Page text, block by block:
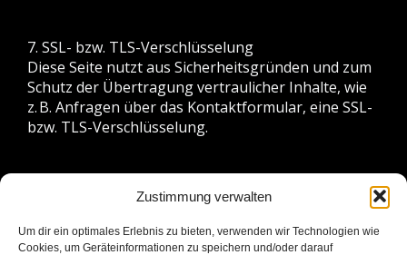
Zustimmung verwalten
Um dir ein optimales Erlebnis zu bieten, verwenden wir Technologien wie
Cookies, um Geräteinformationen zu speichern und/oder darauf
7. SSL- bzw. TLS-Verschlüsselung
Diese Seite nutzt aus Sicherheitsgründen und zum
Schutz der Übertragung vertraulicher Inhalte, wie
z. B. Anfragen über das Kontaktformular, eine SSL-
bzw. TLS-Verschlüsselung.
Wir behalten uns vor, diese Datenschutzerklärung
bei Bedarf anzupassen. Bitte informieren Sie sich
regelmäßig über den aktuellen Stand.